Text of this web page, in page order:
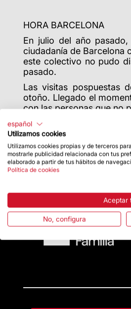
HORA BARCELONA
En julio del año
ciudadanía de Barcelona
este colectivo no pudo
pasado.
Las visitas pospuestas
otoño. Llegado el
con las personas que no
Cualquier cambio se
español
Utilizamos cookies
Utilizamos cookies propias y de terceros
mostrarle publicidad relacionada con tus
elaborado a partir de tus hábitos de
Política de cookies
Aceptar
No, configura